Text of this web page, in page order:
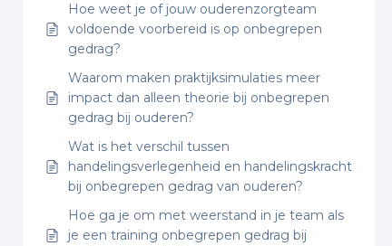
Hoe weet je of jouw ouderenzorgteam
voldoende voorbereid is op onbegrepen
gedrag?
Waarom maken praktijksimulaties meer
impact dan alleen theorie bij onbegrepen
gedrag bij ouderen?
Wat is het verschil tussen
handelingsverlegenheid en handelingskracht
bij onbegrepen gedrag van ouderen?
Hoe ga je om met weerstand in je team als
je een training onbegrepen gedrag bij